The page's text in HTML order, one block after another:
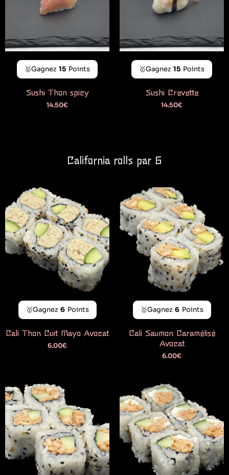
🥇Gagnez 15 Points
Sushi Thon spicy
14.50€
🥇Gagnez 15 Points
Sushi Crevette
14.50€
California rolls par 6
🥇Gagnez 6 Points
Cali Thon Cuit Mayo Avocat
6.00€
🥇Gagnez 6 Points
Cali Saumon Caramélisé
Avocat
6.00€